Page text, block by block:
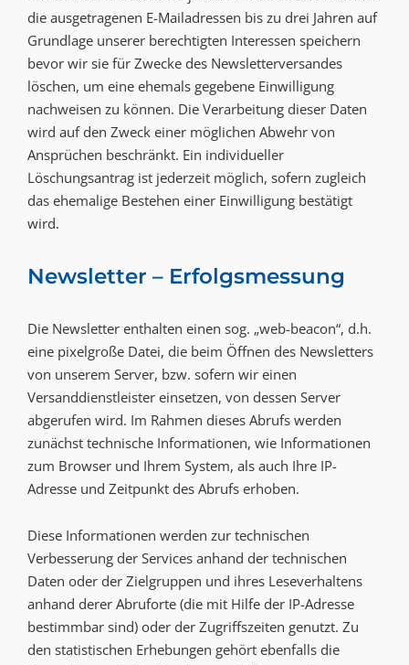
die ausgetragenen E-Mailadressen bis zu drei Jahren auf
Grundlage unserer berechtigten Interessen speichern
bevor wir sie für Zwecke des Newsletterversandes
löschen, um eine ehemals gegebene Einwilligung
nachweisen zu können. Die Verarbeitung dieser Daten
wird auf den Zweck einer möglichen Abwehr von
Ansprüchen beschränkt. Ein individueller
Löschungsantrag ist jederzeit möglich, sofern zugleich
das ehemalige Bestehen einer Einwilligung bestätigt
wird.
Newsletter – Erfolgsmessung
Die Newsletter enthalten einen sog. „web-beacon“, d.h.
eine pixelgroße Datei, die beim Öffnen des Newsletters
von unserem Server, bzw. sofern wir einen
Versanddienstleister einsetzen, von dessen Server
abgerufen wird. Im Rahmen dieses Abrufs werden
zunächst technische Informationen, wie Informationen
zum Browser und Ihrem System, als auch Ihre IP-
Adresse und Zeitpunkt des Abrufs erhoben.
Diese Informationen werden zur technischen
Verbesserung der Services anhand der technischen
Daten oder der Zielgruppen und ihres Leseverhaltens
anhand derer Abruforte (die mit Hilfe der IP-Adresse
bestimmbar sind) oder der Zugriffszeiten genutzt. Zu
den statistischen Erhebungen gehört ebenfalls die